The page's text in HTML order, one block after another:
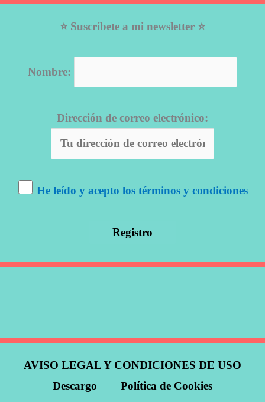
⭐ Suscríbete a mi newsletter ⭐
Nombre:
Dirección de correo electrónico:
He leído y acepto los términos y condiciones
AVISO LEGAL Y CONDICIONES DE USO
Descargo
Política de Cookies